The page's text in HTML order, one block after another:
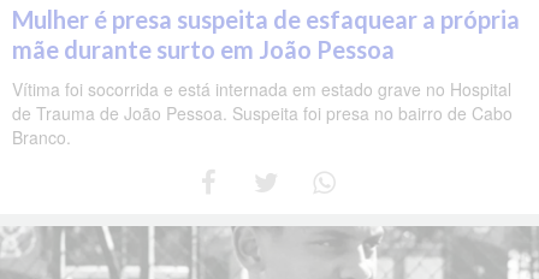
Mulher é presa suspeita de esfaquear a própria
mãe durante surto em João Pessoa
Vítima foi socorrida e está internada em estado grave no Hospital
de Trauma de João Pessoa. Suspeita foi presa no bairro de Cabo
Branco.